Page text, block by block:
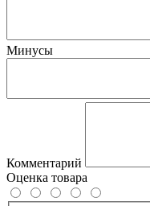
Минусы
Комментарий
Оценка товара